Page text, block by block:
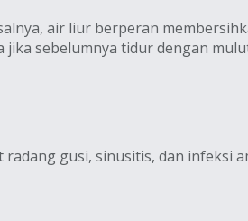
air liur berperan
sebelumnya tidur dengan
gusi, sinusitis, dan infeksi